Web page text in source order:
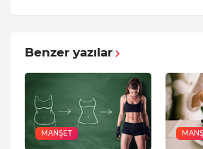
Benzer yazılar
MANŞET